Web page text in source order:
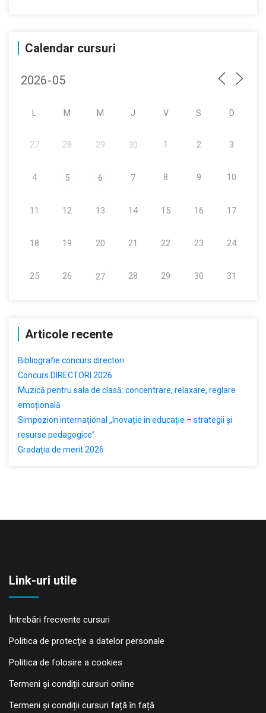
Calendar cursuri
M M J V S D
27 28 29 30 1 2 3
4 5 6 7 8 9 10
11 12 13 14 15 16 17
18 19 20 21 22 23 24
25 26 27 28 29 30 31
Articole recente
Bibliografie concurs directori
Concurs DIRECTORI 2026
Muzică pentru sala de clasă: concentrare, relaxare, reglare
emoțională
Simpozion internațional „Inovație în educație – strategii și
resurse pedagogice”
Gradația de merit 2026
Link-uri utile
Întrebări frecvente cursuri
Politica de protecţie a datelor personale
Politica de folosire a cookies
Termeni și condiții cursuri online
Termeni și condiții cursuri față în față